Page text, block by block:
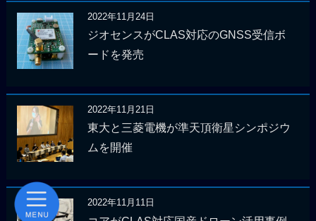
2022年11月24日
ジオセンスがCLAS対応のGNSS受信ボ
ードを発売
2022年11月21日
東大と三菱電機が準天頂衛星シンポジウ
ムを開催
2022年11月11日